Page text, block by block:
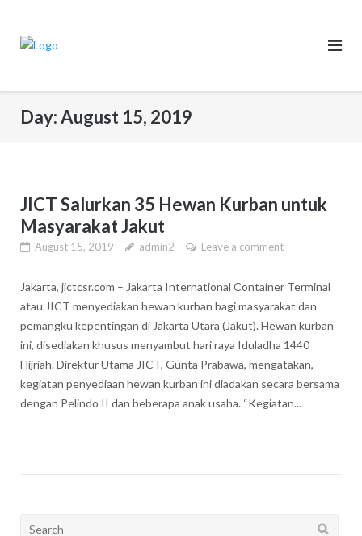
content
Day:August 15, 2019
JICT Salurkan 35 Hewan Kurban untuk
Masyarakat Jakut
August 15, 2019 admin2 Leave a comment
Jakarta, jictcsr.com – Jakarta International Container Terminal
atau JICT menyediakan hewan kurban bagi masyarakat dan
pemangku kepentingan di Jakarta Utara (Jakut). Hewan kurban
ini, disediakan khusus menyambut hari raya Iduladha 1440
Hijriah. Direktur Utama JICT, Gunta Prabawa, mengatakan,
kegiatan penyediaan hewan kurban ini diadakan secara bersama
dengan Pelindo II dan beberapa anak usaha. “Kegiatan...
Search